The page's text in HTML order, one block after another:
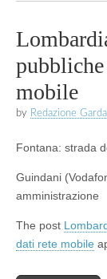
mobile
by Redazione
Fontana: strada
Guindani
amministrazione
The post
dati rete mobile